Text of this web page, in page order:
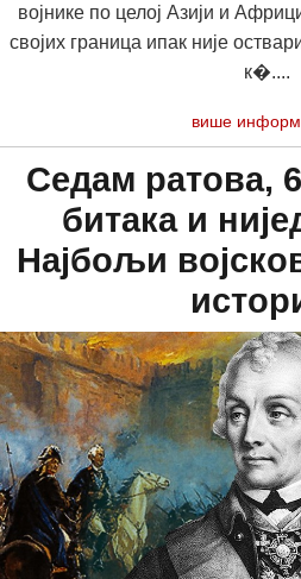
војнике по целој Азији и
својих граница ипак није
к�....
више
Седам ратова,
битака и
Најбољи